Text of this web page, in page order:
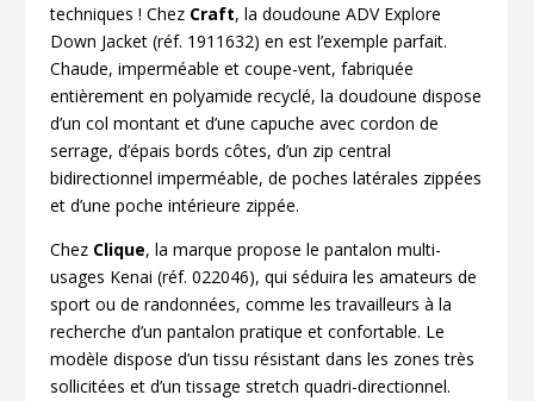
techniques ! Chez Craft, la doudoune ADV Explore
Down Jacket (réf. 1911632) en est l’exemple parfait.
Chaude, imperméable et coupe-vent, fabriquée
entièrement en polyamide recyclé, la doudoune dispose
d’un col montant et d’une capuche avec cordon de
serrage, d’épais bords côtes, d’un zip central
bidirectionnel imperméable, de poches latérales zippées
et d’une poche intérieure zippée.
Chez Clique, la marque propose le pantalon multi-
usages Kenai (réf. 022046), qui séduira les amateurs de
sport ou de randonnées, comme les travailleurs à la
recherche d’un pantalon pratique et confortable. Le
modèle dispose d’un tissu résistant dans les zones très
sollicitées et d’un tissage stretch quadri-directionnel.